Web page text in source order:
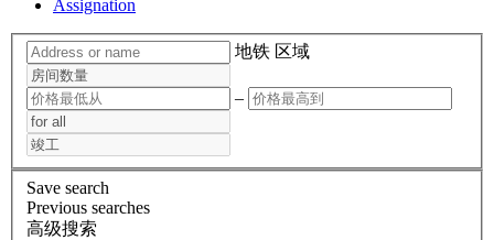
Assignation
地铁 区域
–
Save search
Previous searches
高级搜索